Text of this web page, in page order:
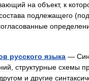
на объект, к
подлежащего (
русского языка —
структурные схемы
другом и другие